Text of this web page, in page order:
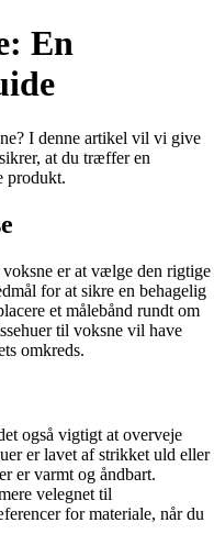
En
I denne artikel vil vi give
at du træffer en
produkt.
er at vælge den rigtige
for at sikre en behagelig
et målebånd rundt om
til voksne vil have
omkreds.
også vigtigt at overveje
er lavet af strikket uld eller
er varmt og åndbart.
velegnet til
for materiale, når du